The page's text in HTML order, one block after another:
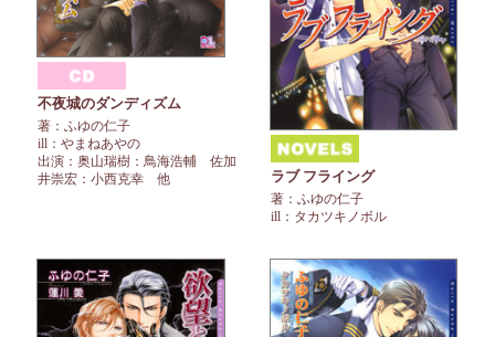
不夜城のダンディズム
著：ふゆの仁子
ill：やまねあやの
出演：奥山瑞樹：鳥海浩輔 佐加
井崇宏：小西克幸 他
ラブ フライング
著：ふゆの仁子
ill：タカツキノボル